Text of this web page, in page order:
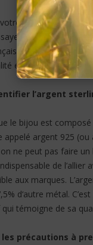
votrebijouest en
de retrouver le
oblige
en termes d’alliage
l’argent
le bijou est composé
appelé argent 925
ne peut pas faire
de l’allier
aux marques.
d‘autre métal.
témoigne de sa
précautions à